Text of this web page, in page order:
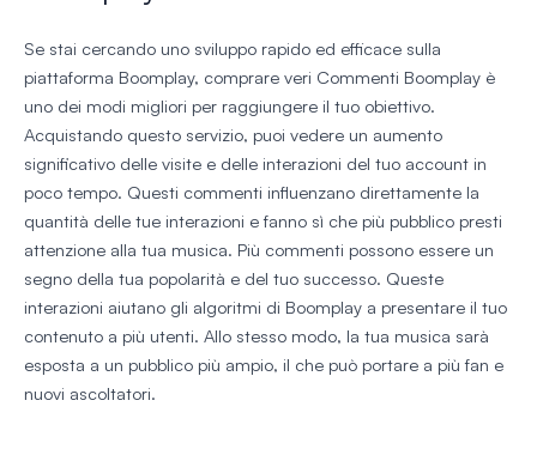
Se stai cercando uno sviluppo rapido ed efficace sulla
piattaforma Boomplay, comprare veri Commenti Boomplay è
uno dei modi migliori per raggiungere il tuo obiettivo.
Acquistando questo servizio, puoi vedere un aumento
significativo delle visite e delle interazioni del tuo account in
poco tempo. Questi commenti influenzano direttamente la
quantità delle tue interazioni e fanno sì che più pubblico presti
attenzione alla tua musica. Più commenti possono essere un
segno della tua popolarità e del tuo successo. Queste
interazioni aiutano gli algoritmi di Boomplay a presentare il tuo
contenuto a più utenti. Allo stesso modo, la tua musica sarà
esposta a un pubblico più ampio, il che può portare a più fan e
nuovi ascoltatori.